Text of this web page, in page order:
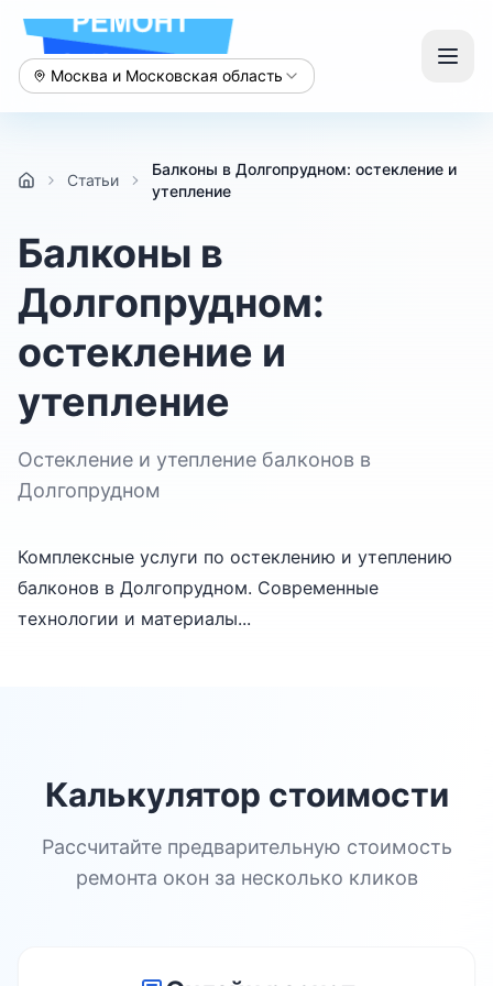
Москва и Московская область
Статьи
Балконы в Долгопрудном: остекление и
утепление
Балконы в
Долгопрудном:
остекление и
утепление
Остекление и утепление балконов в
Долгопрудном
Комплексные услуги по остеклению и утеплению
балконов в Долгопрудном. Современные
технологии и материалы...
Калькулятор стоимости
Рассчитайте предварительную стоимость
ремонта окон за несколько кликов